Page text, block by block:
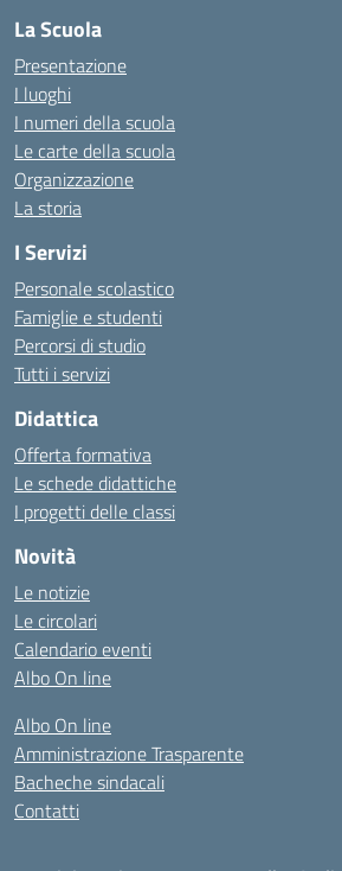
La Scuola
Presentazione
I luoghi
I numeri della scuola
Le carte della scuola
Organizzazione
La storia
I Servizi
Personale scolastico
Famiglie e studenti
Percorsi di studio
Tutti i servizi
Didattica
Offerta formativa
Le schede didattiche
I progetti delle classi
Novità
Le notizie
Le circolari
Calendario eventi
Albo On line
Albo On line
Amministrazione Trasparente
Bacheche sindacali
Contatti